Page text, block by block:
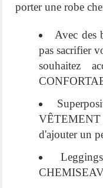
porter une robe
Avec des
pas sacrifier
souhaitez
VÊTEMENT
d'ajouter un